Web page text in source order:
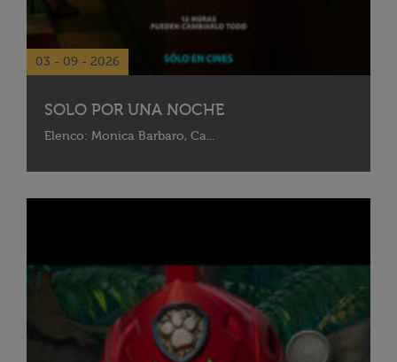
03 - 09 - 2026
SOLO POR UNA NOCHE
Elenco: Monica Barbaro, Ca...